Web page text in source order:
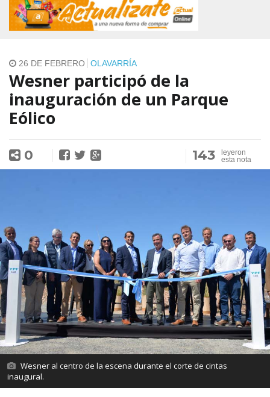
26 DE FEBRERO OLAVARRÍA
Wesner participó de la
inauguración de un Parque
Eólico
0 143
leyeron
esta nota
Wesner al centro de la escena durante el corte de cintas
inaugural.